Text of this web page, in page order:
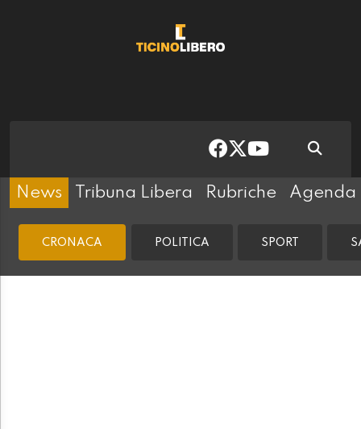
News Tribuna Libera Rubriche Agenda
CRONACA POLITICA SPORT